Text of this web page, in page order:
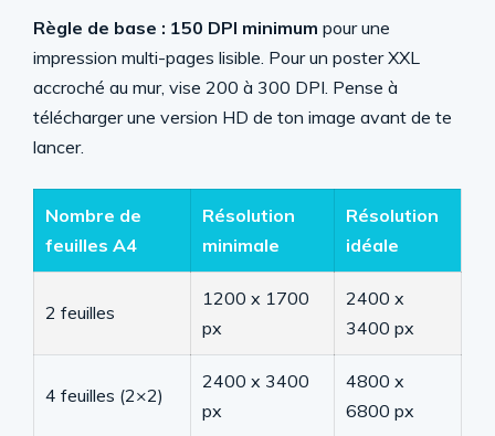
Règle de base : 150 DPI minimum pour une
impression multi-pages lisible. Pour un poster XXL
accroché au mur, vise 200 à 300 DPI. Pense à
télécharger une version HD de ton image avant de te
lancer.
Nombre de
feuilles A4
Résolution
minimale
Résolution
idéale
2 feuilles
1200 x 1700
px
2400 x
3400 px
4 feuilles (2×2)
2400 x 3400
px
4800 x
6800 px